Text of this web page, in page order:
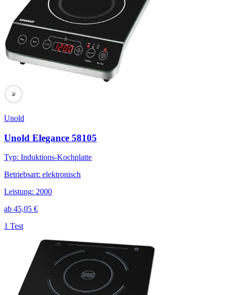
76
Unold
Unold Elegance 58105
Typ: Induktions-Kochplatte
Betriebsart: elektronisch
Leistung: 2000
ab 45,05 €
1 Test